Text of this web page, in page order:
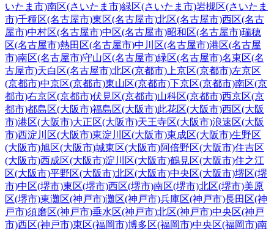
いたま市)南区(さいたま市)緑区(さいたま市)岩槻区(さいたま
市)千種区(名古屋市)東区(名古屋市)北区(名古屋市)西区(名古
屋市)中村区(名古屋市)中区(名古屋市)昭和区(名古屋市)瑞穂
区(名古屋市)熱田区(名古屋市)中川区(名古屋市)港区(名古屋
市)南区(名古屋市)守山区(名古屋市)緑区(名古屋市)名東区(名
古屋市)天白区(名古屋市)北区(京都市) 上京区(京都市)左京区
(京都市)中京区(京都市)東山区(京都市)下京区(京都市)南区(京
都市)右京区(京都市)伏見区(京都市)山科区(京都市)西京区(京
都市)都島区(大阪市)福島区(大阪市)此花区(大阪市)西区(大阪
市)港区(大阪市)大正区(大阪市)天王寺区(大阪市)浪速区(大阪
市)西淀川区(大阪市)東淀川区(大阪市)東成区(大阪市)生野区
(大阪市)旭区(大阪市)城東区(大阪市)阿倍野区(大阪市)住吉区
(大阪市)西成区(大阪市)淀川区(大阪市)鶴見区(大阪市)住之江
区(大阪市)平野区(大阪市)北区(大阪市)中央区(大阪市)堺区(堺
市)中区(堺市)東区(堺市)西区(堺市)南区(堺市)北区(堺市)美原
区(堺市)東灘区(神戸市)灘区(神戸市)兵庫区(神戸市)長田区(神
戸市)須磨区(神戸市)垂水区(神戸市)北区(神戸市)中央区(神戸
市)西区(神戸市)東区(福岡市)博多区(福岡市)中央区(福岡市)南